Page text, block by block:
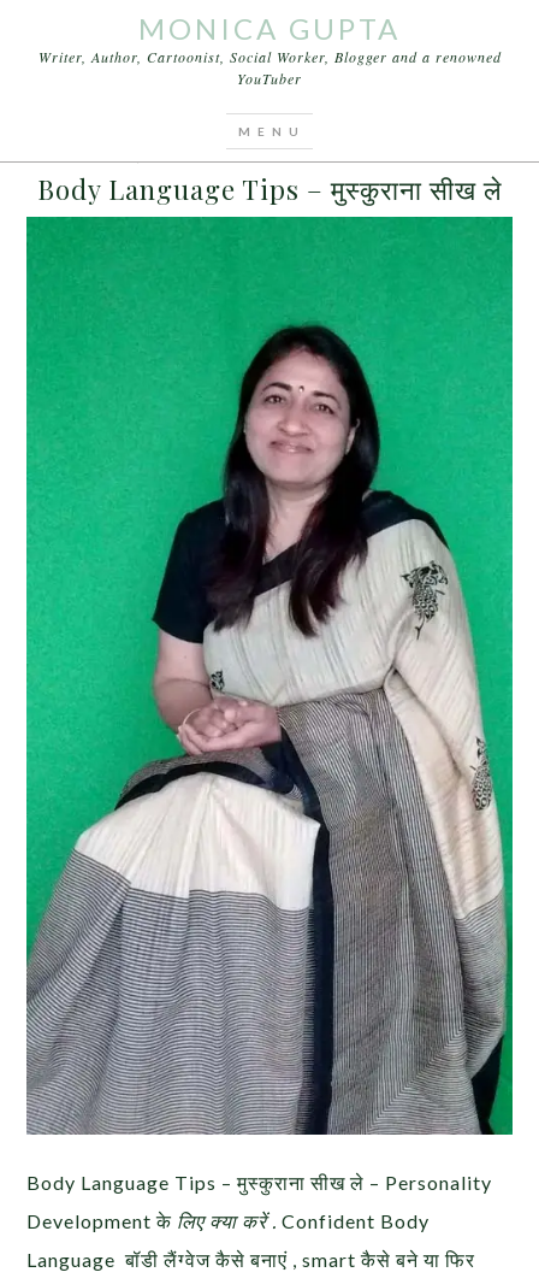
MONICA GUPTA
Writer, Author, Cartoonist, Social Worker, Blogger and a renowned
YouTuber
Body Language Tips – मुस्कुराना सीख ले
Body Language Tips – मुस्कुराना सीख ले – Personality
Development के लिए क्या करें .Confident Body
Language बॉडी लैंग्वेज कैसे बनाएं , smart कैसे बने या फिर